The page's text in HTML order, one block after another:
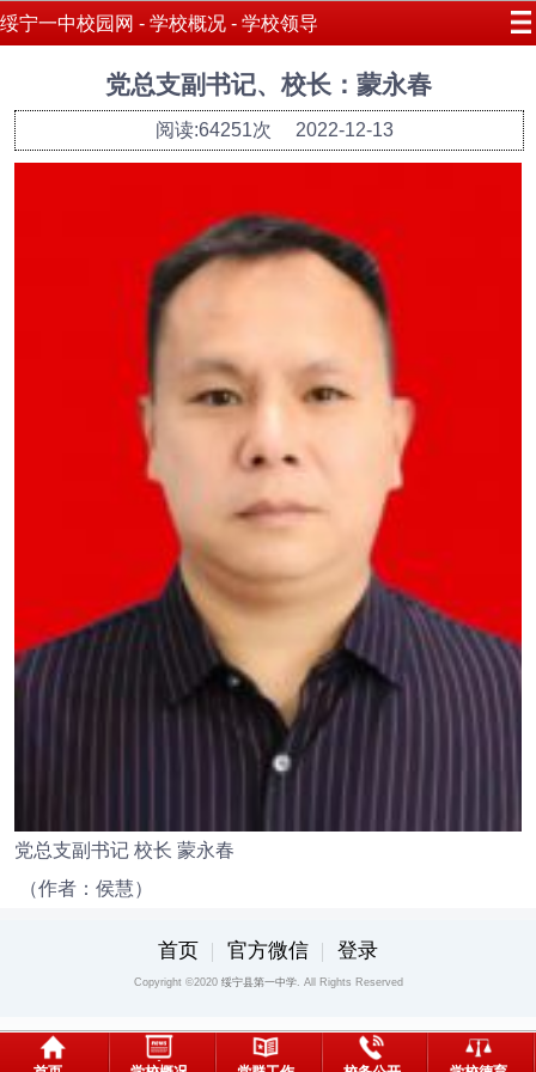
绥宁一中校园网 - 学校概况 - 学校领导
党总支副书记、校长：蒙永春
阅读:64251次 2022-12-13
党总支副书记 校长 蒙永春
（作者：侯慧）
首页 官方微信 登录
Copyright ©2020 绥宁县第一中学. All Rights Reserved